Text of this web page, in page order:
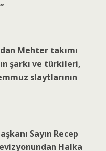
Mehter takımı
şarkı ve türkileri,
slaytlarının
Sayın Recep
Halka